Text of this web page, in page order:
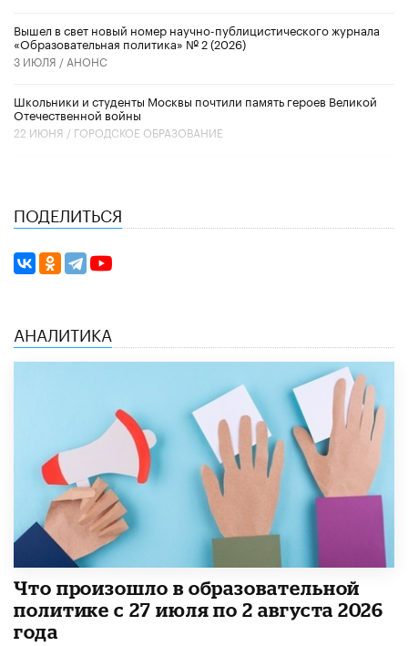
Вышел в свет новый номер научно-публицистического журнала
«Образовательная политика» № 2 (2026)
3 ИЮЛЯ / АНОНС
Школьники и студенты Москвы почтили память героев Великой
Отечественной войны
22 ИЮНЯ / ГОРОДСКОЕ ОБРАЗОВАНИЕ
ПОДЕЛИТЬСЯ
АНАЛИТИКА
​Что произошло в образовательной
политике с 27 июля по 2 августа 2026
года